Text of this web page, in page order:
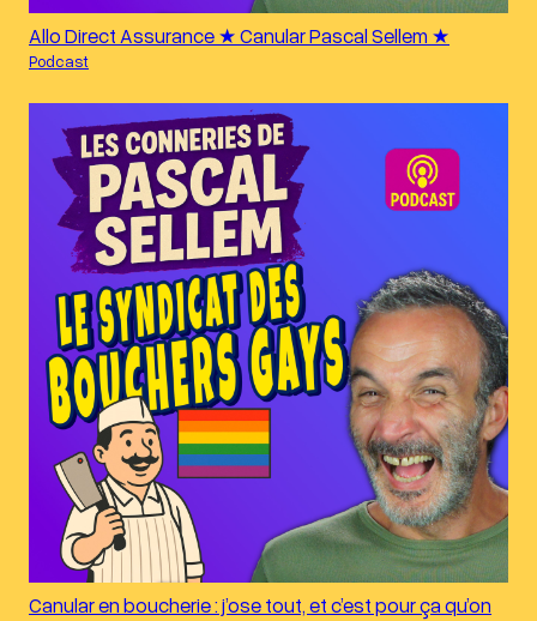
Allo Direct Assurance ★ Canular Pascal Sellem ★
Podcast
Canular en boucherie : j’ose tout, et c’est pour ça qu’on